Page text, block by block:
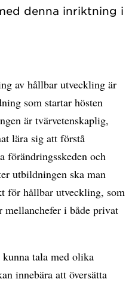
denna inriktning i
av hållbar utveckling är
som startar hösten
är tvärvetenskaplig,
lära sig att förstå
förändringsskeden och
utbildningen ska man
för hållbar utveckling, som
i både privat
tala med olika
innebära att översätta